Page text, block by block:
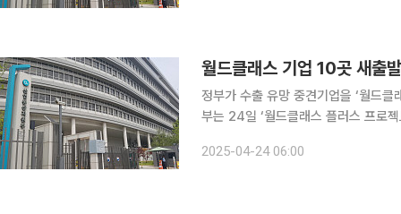
월드클래스 기업 10곳 새
정부가 수출 유망 중견기업을 ‘월드클래스
부는 24일 ‘월드클래스 플러스 프로
드클래스 기업으로 육성하는 사업이
2025-04-24 06:00